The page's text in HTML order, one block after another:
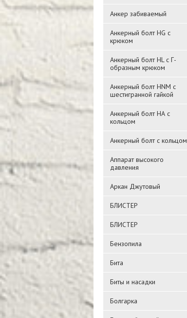
Анкер забиваемый
Анкерный болт HG с
крюком
Анкерный болт HL с Г-
образным крюком
Анкерный болт HNM с
шестигранной гайкой
Анкерный болт НА с
кольцом
Анкерный болт с кольцом
Аппарат высокого
давления
Аркан Джутовый
БЛИСТЕР
БЛИСТЕР
Бензопила
Бита
Биты и насадки
Болгарка